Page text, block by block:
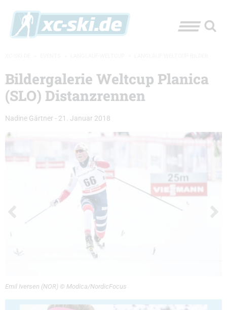
Bildergalerie Weltcup Planica
(SLO) Distanzrennen
Nadine Gärtner - 21. Januar 2018
Emil Iversen (NOR) © Modica/NordicFocus